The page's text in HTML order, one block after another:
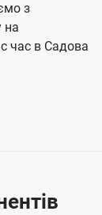
з
на
час в Садова